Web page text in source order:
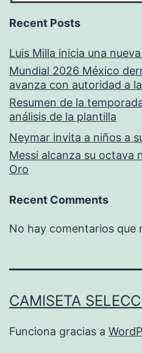
Recent Posts
Luis Milla inicia una
Mundial 2026 México
avanza con autoridad a
Resumen de la
análisis de la plantilla
Neymar invita a niños a
Messi alcanza su octava
Oro
Recent Comments
No hay comentarios que
CAMISETA
Funciona gracias a